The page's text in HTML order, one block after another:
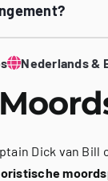
Nederlands &
Dick van